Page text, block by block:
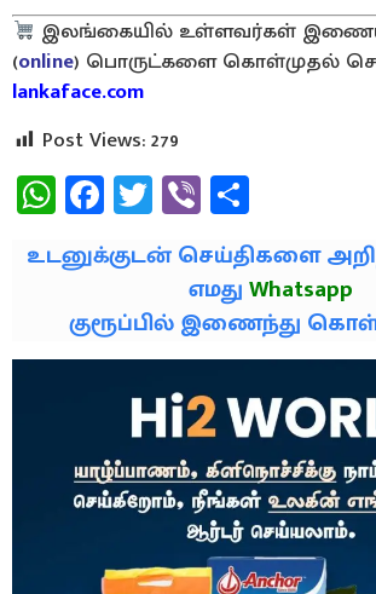
இலங்கையில் உள்ளவர்கள்
(online) பொருட்களை கொள்முதல்
lankaface.com
Post Views:279
WhatsApp
Facebook
Twitter
Viber
உடனுக்குடன் செய்திகளை
எமதுWhatsapp
குரூப்பில் இணைந்து